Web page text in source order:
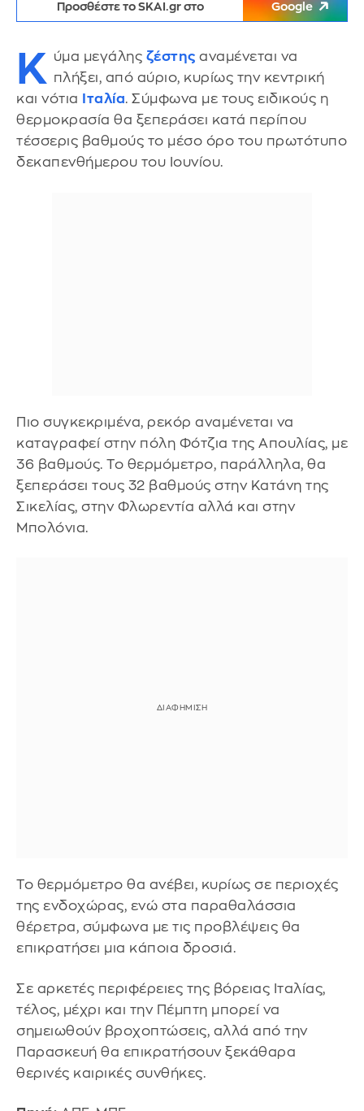
Προσθέστε το SKAI.gr στο Google
Κ ύμα μεγάλης ζέστης αναμένεται να
πλήξει, από αύριο, κυρίως την κεντρική
και νότια
Ιταλία. Σύμφωνα με τους ειδικούς η
θερμοκρασία θα ξεπεράσει κατά περίπου
τέσσερις βαθμούς το μέσο όρο του πρωτότυπο
δεκαπενθήμερου του Ιουνίου.
Πιο συγκεκριμένα, ρεκόρ αναμένεται να
καταγραφεί στην πόλη Φότζια της Απουλίας, με
36 βαθμούς. Το θερμόμετρο, παράλληλα, θα
ξεπεράσει τους 32 βαθμούς στην Κατάνη της
Σικελίας, στην Φλωρεντία αλλά και στην
Μπολόνια.
Το θερμόμετρο θα ανέβει, κυρίως σε περιοχές
της ενδοχώρας, ενώ στα παραθαλάσσια
θέρετρα, σύμφωνα με τις προβλέψεις θα
επικρατήσει μια κάποια δροσιά.
Σε αρκετές περιφέρειες της βόρειας Ιταλίας,
τέλος, μέχρι και την Πέμπτη μπορεί να
σημειωθούν βροχοπτώσεις, αλλά από την
Παρασκευή θα επικρατήσουν ξεκάθαρα
θερινές καιρικές συνθήκες.